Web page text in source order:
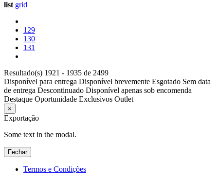
list grid
129
130
131
Resultado(s) 1921 - 1935 de 2499
Disponível para entrega Disponível brevemente Esgotado Sem data
de entrega Descontinuado Disponível apenas sob encomenda
Destaque Oportunidade Exclusivos Outlet
×
Exportação
Some text in the modal.
Fechar
Termos e Condições